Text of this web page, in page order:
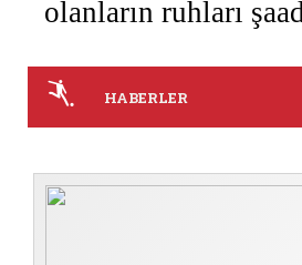
olanların ruhları
HABERLER